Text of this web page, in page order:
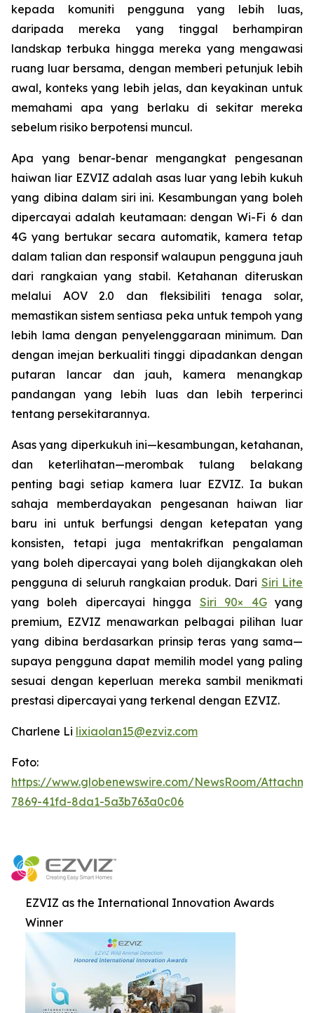
kepada komuniti pengguna yang lebih luas,
daripada mereka yang tinggal berhampiran
landskap terbuka hingga mereka yang mengawasi
ruang luar bersama, dengan memberi petunjuk lebih
awal, konteks yang lebih jelas, dan keyakinan untuk
memahami apa yang berlaku di sekitar mereka
sebelum risiko berpotensi muncul.
Apa yang benar-benar mengangkat pengesanan
haiwan liar EZVIZ adalah asas luar yang lebih kukuh
yang dibina dalam siri ini. Kesambungan yang boleh
dipercayai adalah keutamaan: dengan Wi-Fi 6 dan
4G yang bertukar secara automatik, kamera tetap
dalam talian dan responsif walaupun pengguna jauh
dari rangkaian yang stabil. Ketahanan diteruskan
melalui AOV 2.0 dan fleksibiliti tenaga solar,
memastikan sistem sentiasa peka untuk tempoh yang
lebih lama dengan penyelenggaraan minimum. Dan
dengan imejan berkualiti tinggi dipadankan dengan
putaran lancar dan jauh, kamera menangkap
pandangan yang lebih luas dan lebih terperinci
tentang persekitarannya.
Asas yang diperkukuh ini—kesambungan, ketahanan,
dan keterlihatan—merombak tulang belakang
penting bagi setiap kamera luar EZVIZ. Ia bukan
sahaja memberdayakan pengesanan haiwan liar
baru ini untuk berfungsi dengan ketepatan yang
konsisten, tetapi juga mentakrifkan pengalaman
yang boleh dipercayai yang boleh dijangkakan oleh
pengguna di seluruh rangkaian produk. Dari Siri Lite
yang boleh dipercayai hingga Siri 90× 4Gyang
premium, EZVIZ menawarkan pelbagai pilihan luar
yang dibina berdasarkan prinsip teras yang sama—
supaya pengguna dapat memilih model yang paling
sesuai dengan keperluan mereka sambil menikmati
prestasi dipercayai yang terkenal dengan EZVIZ.
Charlene Li lixiaolan15@ezviz.com
Foto:
https://www.globenewswire.com/NewsRoom/
7869-41fd-8da1-5a3b763a0c06
EZVIZ as the International Innovation Awards
Winner